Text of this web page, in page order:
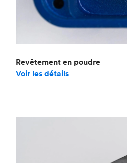
Revêtement en poudre
Voir les détails